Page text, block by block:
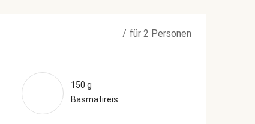
/ für 2 Personen
150 g
Basmatireis